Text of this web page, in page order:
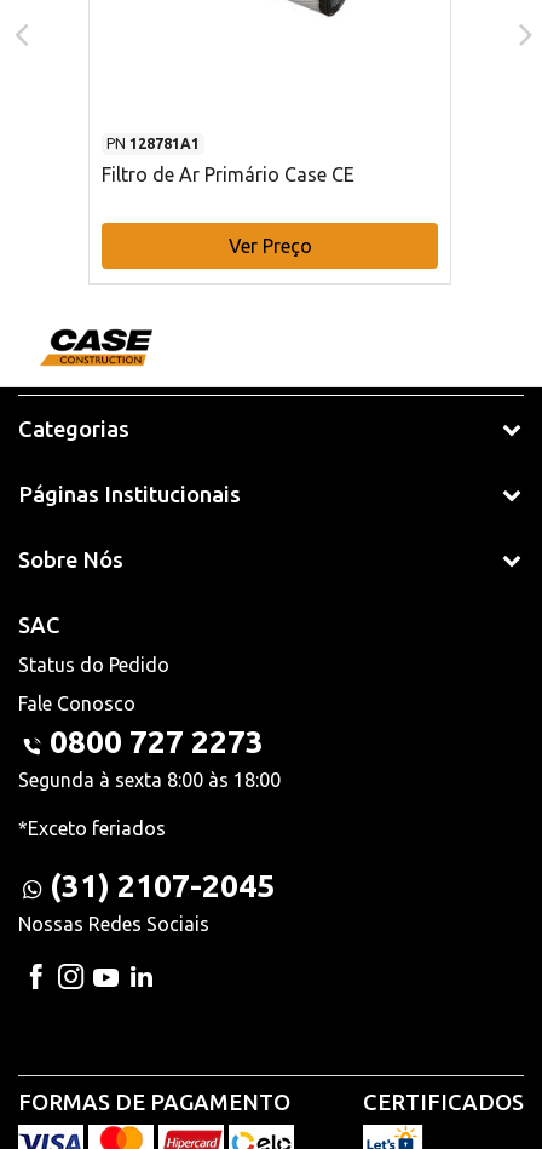
PN 128781A1
Filtro de Ar Primário Case CE
Ver Preço
Categorias
Páginas Institucionais
Sobre Nós
SAC
Status do Pedido
Fale Conosco
0800 727 2273
Segunda à sexta 8:00 às 18:00
*Exceto feriados
(31) 2107-2045
Nossas Redes Sociais
FORMAS DE PAGAMENTO CERTIFICADOS